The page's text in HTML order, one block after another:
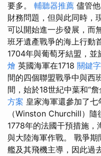
要多。 輔聽器推薦 儘管
財務問題，但與此同時，
可以開始進一步發展，而
班牙遺產戰爭的海上行動
1704年與葡萄牙結盟，並
燴 英國海軍在1718 關鍵
間的四個聯盟戰爭中與西
間，始於18世紀中葉和“詹
方案 皇家海軍還參加了七
（Winston Churchill）
1778年的法國干預措施，
與大陸海軍作戰。 戰爭
艦及其飛機主導，因此過